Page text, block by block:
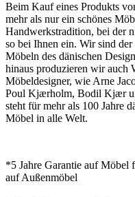
Beim Kauf eines Produkts
mehr als nur ein schönes
Handwerkstradition, bei der
so bei Ihnen ein. Wir sind
Möbeln des dänischen
hinaus produzieren wir auch
Möbeldesigner, wie Arne
Poul Kjærholm, Bodil Kjær
steht für mehr als 100 Jahre
Möbel in alle Welt.
*5 Jahre Garantie auf Möbel
auf Außenmöbel